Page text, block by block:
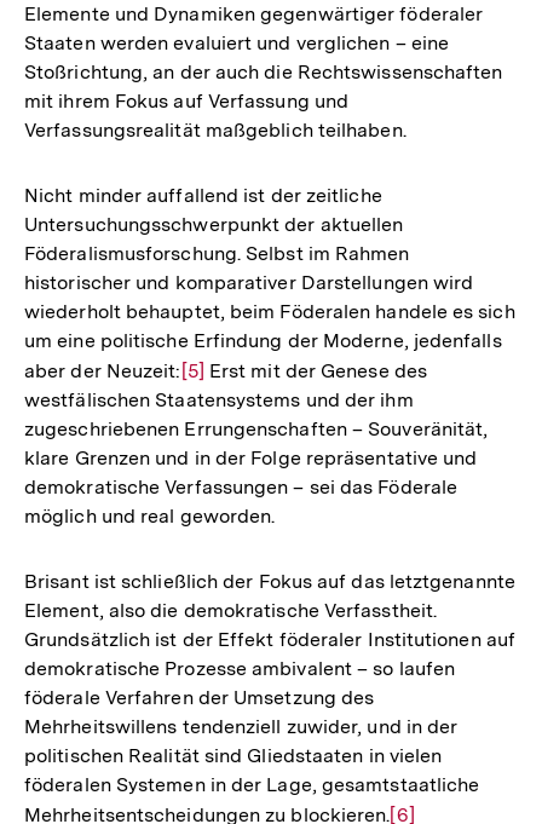
Fußnote
Elemente und Dynamiken gegenwärtiger föderaler
Staaten werden evaluiert und verglichen – eine
Stoßrichtung, an der auch die Rechtswissenschaften
mit ihrem Fokus auf Verfassung und
Verfassungsrealität maßgeblich teilhaben.
Nicht minder auffallend ist der zeitliche
Untersuchungsschwerpunkt der aktuellen
Föderalismusforschung. Selbst im Rahmen
historischer und komparativer Darstellungen wird
wiederholt behauptet, beim Föderalen handele es sich
um eine politische Erfindung der Moderne, jedenfalls
aber der Neuzeit: Zur
Auflösung
der
Fußnote
[5] Erst mit der Genese des
westfälischen Staatensystems und der ihm
zugeschriebenen Errungenschaften – Souveränität,
klare Grenzen und in der Folge repräsentative und
demokratische Verfassungen – sei das Föderale
möglich und real geworden.
Brisant ist schließlich der Fokus auf das letztgenannte
Element, also die demokratische Verfasstheit.
Grundsätzlich ist der Effekt föderaler Institutionen auf
demokratische Prozesse ambivalent – so laufen
föderale Verfahren der Umsetzung des
Mehrheitswillens tendenziell zuwider, und in der
politischen Realität sind Gliedstaaten in vielen
föderalen Systemen in der Lage, gesamtstaatliche
Mehrheitsentscheidungen zu blockieren.Zur
[6]